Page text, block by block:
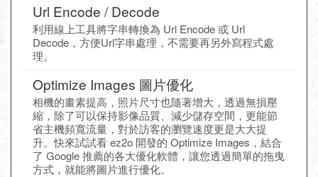
Url Encode / Decode
利用線上工具將字串轉換為 Url Encode 或 Url
Decode，方便Url字串處理，不需要再另外寫程式處
理。
Optimize Images 圖片優化
相機的畫素提高，照片尺寸也隨著增大，透過無損壓
縮，除了可以保持影像品質、減少儲存空間，更能節
省主機頻寬流量，對於訪客的瀏覽速度更是大大提
升。快來試試看 ez2o 開發的 Optimize Images，結合
了 Google 推薦的各大優化軟體，讓您透過簡單的拖曳
方式，就能將圖片進行優化。